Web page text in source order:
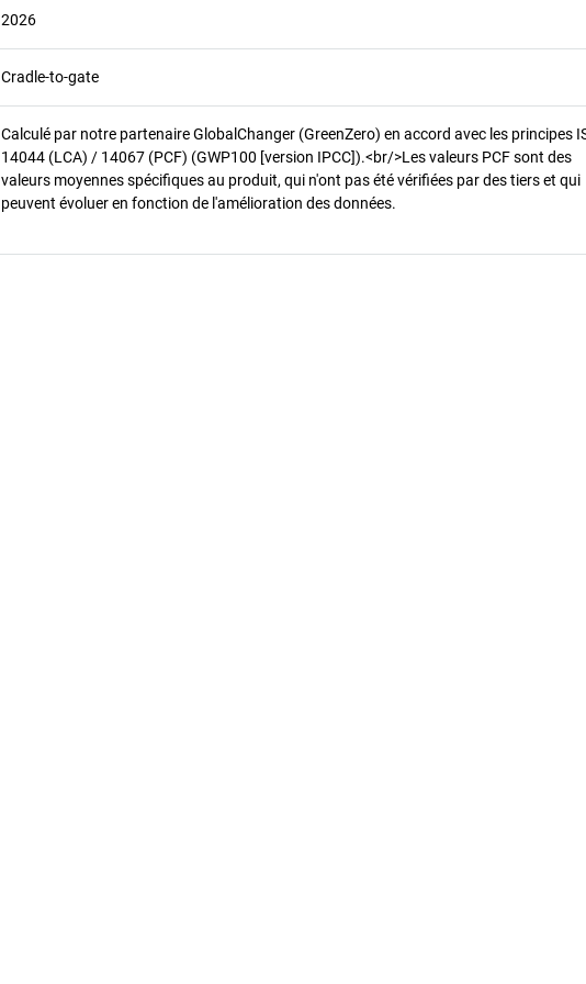
2026
Cradle-to-gate
Calculé par notre partenaire GlobalChanger (GreenZero) en accord avec les principes
14044 (LCA) / 14067 (PCF) (GWP100 [version IPCC]).<br/>Les valeurs PCF sont des
valeurs moyennes spécifiques au produit, qui n'ont pas été vérifiées par des tiers et qui
peuvent évoluer en fonction de l'amélioration des données.